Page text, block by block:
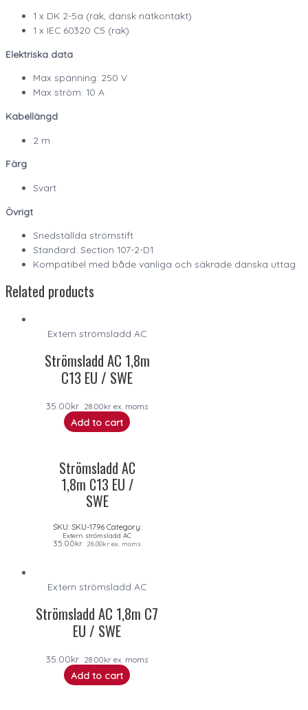
1 x DK 2-5a (rak, dansk nätkontakt)
1 x IEC 60320 C5 (rak)
Elektriska data
Max spänning: 250 V
Max ström: 10 A
Kabellängd
2 m
Färg
Svart
Övrigt
Snedställda strömstift
Standard: Section 107-2-D1
Kompatibel med både vanliga och säkrade danska uttag
Related products
Extern strömsladd AC
Strömsladd AC 1,8m
C13 EU / SWE
35.00kr 28.00kr ex. moms
Add to cart
Strömsladd AC
1,8m C13 EU /
SWE
SKU: SKU-1796 Category:
Extern strömsladd AC
35.00kr 28.00kr ex. moms
Extern strömsladd AC
Strömsladd AC 1,8m C7
EU / SWE
35.00kr 28.00kr ex. moms
Add to cart